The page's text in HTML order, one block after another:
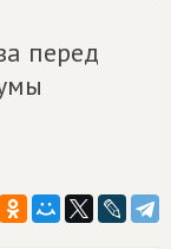
перед